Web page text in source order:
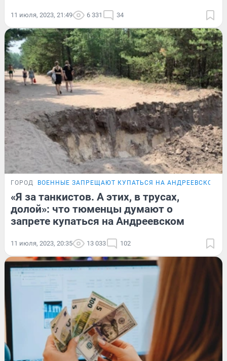
11 июля, 2023, 21:49 6 331 34
ГОРОД ВОЕННЫЕ ЗАПРЕЩАЮТ КУПАТЬСЯ НА АНДРЕЕВСКОМ
«Я за танкистов. А этих, в трусах,
долой»: что тюменцы думают о
запрете купаться на Андреевском
11 июля, 2023, 20:35 13 033 102